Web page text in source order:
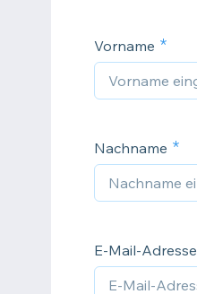
Vorname
Nachname
E-Mail-Adresse